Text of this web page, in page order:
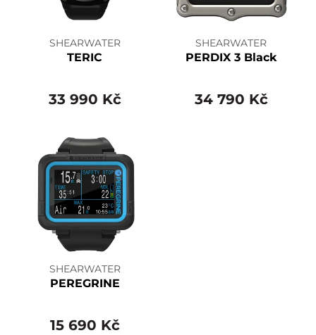
SHEARWATER
TERIC
33 990 Kč
SHEARWATER
PERDIX 3 Black
34 790 Kč
SHEARWATER
PEREGRINE
15 690 Kč